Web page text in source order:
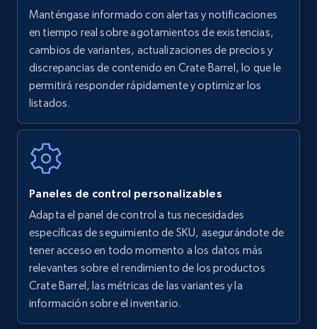
Amazon Reviews
URL, Product name, Product rating, Product
rating object, Product rating max, Rating,
Author name, Asin, and more.
Walmart - products
URL, Final price, Sku, Currency, Gtin,
Specifications, Image urls, Top reviews, and
more.
5.6K+ 875+ Comenzar ahora
Manténgase informado con alertas y notificaciones
en tiempo real sobre agotamientos de existencias,
cambios de variantes, actualizaciones de precios y
discrepancias de contenido en Crate Barrel, lo que le
permitirá responder rápidamente y optimizar los
listados.
Paneles de control personalizables
Adapta el panel de control a tus necesidades
específicas de seguimiento de SKU, asegurándote de
tener acceso en todo momento a los datos más
relevantes sobre el rendimiento de los productos
Crate Barrel, las métricas de las variantes y la
información sobre el inventario.